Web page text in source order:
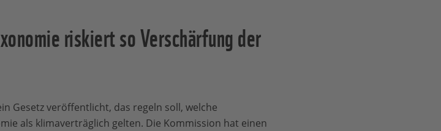
riskiert so Verschärfung der
Gesetz veröffentlicht, das regeln soll, welche
als klimaverträglich gelten. Die Kommission hat einen